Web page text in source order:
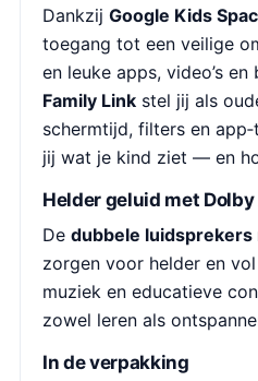
Dankzij Google Kids
toegang tot een veilige
en leuke apps, video’s en
Family Link stel jij als
schermtijd, filters en
jij wat je kind ziet — en
Helder geluid met
De dubbele luidsprekers
zorgen voor helder en
muziek en educatieve
zowel leren als
In de verpakking